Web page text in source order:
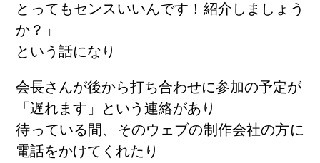
とってもセンスいいんです！紹介しましょう
か？」
という話になり
会長さんが後から打ち合わせに参加の予定が
「遅れます」という連絡があり
待っている間、そのウェブの制作会社の方に
電話をかけてくれたり